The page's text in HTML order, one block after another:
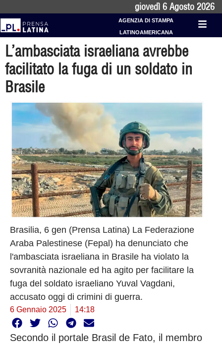
giovedì 6 Agosto 2026
AGENZIA DI STAMPA
LATINOAMERICANA
L’ambasciata israeliana avrebbe
facilitato la fuga di un soldato in
Brasile
Brasilia, 6 gen (Prensa Latina) La Federazione
Araba Palestinese (Fepal) ha denunciato che
l'ambasciata israeliana in Brasile ha violato la
sovranità nazionale ed ha agito per facilitare la
fuga del soldato israeliano Yuval Vagdani,
accusato oggi di crimini di guerra.
6 Gennaio 2025 14:18
Secondo il portale Brasil de Fato, il membro